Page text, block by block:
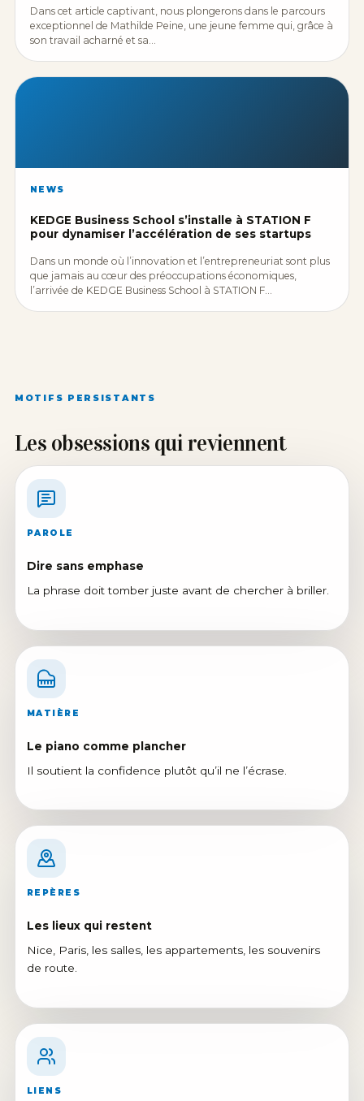
Dans cet article captivant, nous plongerons dans le parcours
exceptionnel de Mathilde Peine, une jeune femme qui, grâce à
son travail acharné et sa…
NEWS
KEDGE Business School s’installe à STATION F
pour dynamiser l’accélération de ses startups
Dans un monde où l’innovation et l’entrepreneuriat sont plus
que jamais au cœur des préoccupations économiques,
l’arrivée de KEDGE Business School à STATION F…
MOTIFS PERSISTANTS
Les obsessions qui reviennent
PAROLE
Dire sans emphase
La phrase doit tomber juste avant de chercher à briller.
MATIÈRE
Le piano comme plancher
Il soutient la confidence plutôt qu’il ne l’écrase.
REPÈRES
Les lieux qui restent
Nice, Paris, les salles, les appartements, les souvenirs
de route.
LIENS